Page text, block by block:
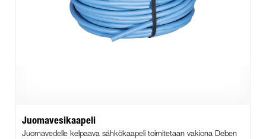
Juomavesikaapeli
Juomavedelle kelpaava sähkökaapeli toimitetaan vakiona Deben